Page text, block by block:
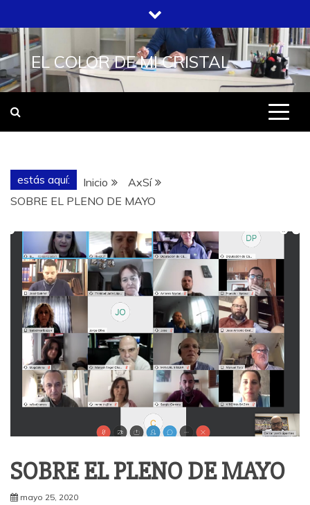
al
contenido
EL COLOR DE MI CRISTAL
estás aquí: Inicio
AxSí
SOBRE EL PLENO DE MAYO
SOBRE EL PLENO DE MAYO
mayo 25, 2020